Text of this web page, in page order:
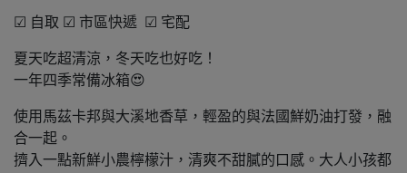
☑ 自取 ☑ 市區快遞 ☑ 宅配
夏天吃超清涼，冬天吃也好吃！
一年四季常備冰箱😍
使用馬茲卡邦與大溪地香草，輕盈的與法國鮮奶油打發，融
合一起。
擠入一點新鮮小農檸檬汁，清爽不甜膩的口感。大人小孩都